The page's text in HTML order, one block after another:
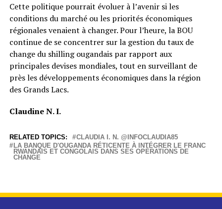
Cette politique pourrait évoluer à l’avenir si les
conditions du marché ou les priorités économiques
régionales venaient à changer. Pour l’heure, la BOU
continue de se concentrer sur la gestion du taux de
change du shilling ougandais par rapport aux
principales devises mondiales, tout en surveillant de
près les développements économiques dans la région
des Grands Lacs.
Claudine N. I.
RELATED TOPICS:
CLAUDIA I. N. @INFOCLAUDIA85
LA BANQUE D'OUGANDA RÉTICENTE À INTÉGRER LE FRANC
RWANDAIS ET CONGOLAIS DANS SES OPÉRATIONS DE
CHANGE